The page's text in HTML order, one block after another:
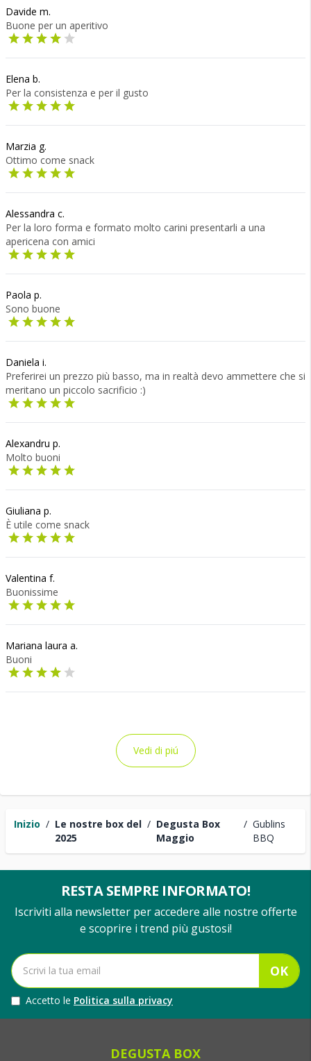
Inizio / Le nostre box del
2025
/ Degusta Box
Maggio
/ Gublins
BBQ
Davide m.
Buone per un aperitivo
Elena b.
Per la consistenza e per il gusto
Marzia g.
Ottimo come snack
Alessandra c.
Per la loro forma e formato molto carini presentarli a una
apericena con amici
Paola p.
Sono buone
Daniela i.
Preferirei un prezzo più basso, ma in realtà devo ammettere che si
meritano un piccolo sacrificio :)
Alexandru p.
Molto buoni
Giuliana p.
È utile come snack
Valentina f.
Buonissime
Mariana laura a.
Buoni
Vedi di piú
RESTA SEMPRE INFORMATO!
Iscriviti alla newsletter per accedere alle nostre offerte
e scoprire i trend più gustosi!
OK
Accetto le Politica sulla privacy
DEGUSTA BOX